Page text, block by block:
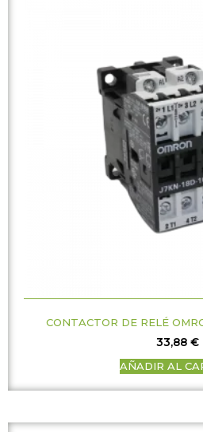
CONTACTOR DE RELÉ
33,88 €
AÑADIR AL